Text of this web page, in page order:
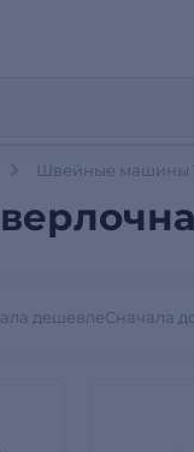
Швейные машины
дешевлеСначала